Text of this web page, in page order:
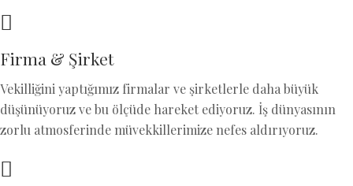
Firma & Şirket
Vekilliğini yaptığımız firmalar ve şirketlerle daha büyük
düşünüyoruz ve bu ölçüde hareket ediyoruz. İş dünyasının
zorlu atmosferinde müvekkillerimize nefes aldırıyoruz.